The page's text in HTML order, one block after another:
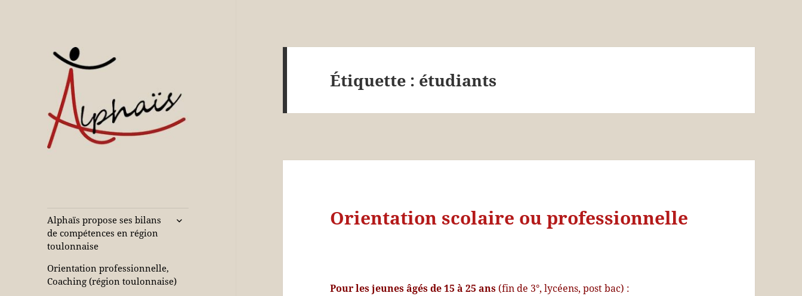
compétences et
orientations
adultes et jeunes
Alphaïs propose ses bilans
de compétences en région
toulonnaise
ouvrir
Orientation professionnelle,
Coaching (région toulonnaise)
Étiquette : étudiants
Orientation scolaire ou professionnelle
Pour les jeunes âgés de 15 à 25 ans (fin de 3°, lycéens, post bac) :